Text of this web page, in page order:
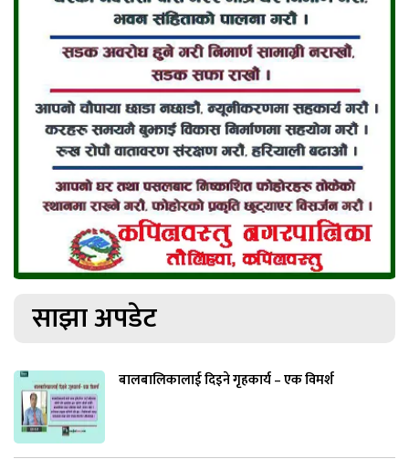
साझा अपडेट
बालबालिकालाई दिइने गृहकार्य – एक विमर्श